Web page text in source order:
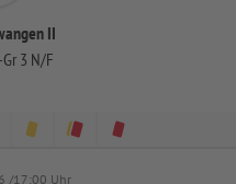
II
3 N/F
/17:00 Uhr